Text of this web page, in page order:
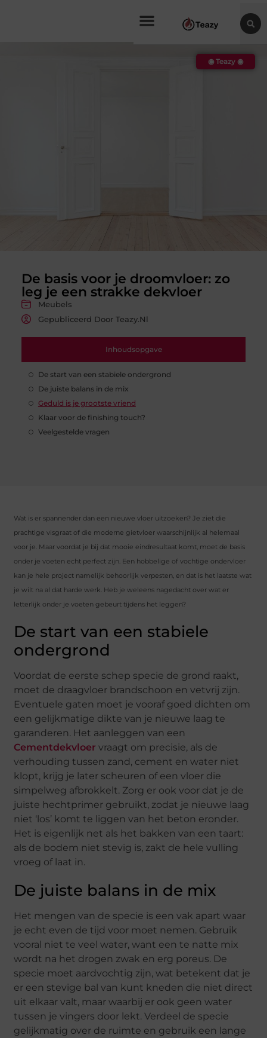
De basis voor je droomvloer: zo
leg je een strakke dekvloer
Meubels
Gepubliceerd Door Teazy.nl
Inhoudsopgave
De start van een stabiele ondergrond
De juiste balans in de mix
Geduld is je grootste vriend
Klaar voor de finishing touch?
Veelgestelde vragen
◉ Teazy ◉
Wat is er spannender dan een nieuwe vloer uitzoeken? Je ziet die
prachtige visgraat of die moderne gietvloer waarschijnlijk al helemaal
voor je. Maar voordat je bij dat mooie eindresultaat komt, moet de basis
onder je voeten echt perfect zijn. Een hobbelige of vochtige ondervloer
kan je hele project namelijk behoorlijk verpesten, en dat is het laatste wat
je wilt na al dat harde werk. Heb je weleens nagedacht over wat er
letterlijk onder je voeten gebeurt tijdens het leggen?
De start van een stabiele
ondergrond
Voordat de eerste schep specie de grond raakt,
moet de draagvloer brandschoon en vetvrij zijn.
Eventuele gaten moet je vooraf goed dichten om
een gelijkmatige dikte van je nieuwe laag te
garanderen. Het aanleggen van een
Cementdekvloer vraagt om precisie, als de
verhouding tussen zand, cement en water niet
klopt, krijg je later scheuren of een vloer die
simpelweg afbrokkelt. Zorg er ook voor dat je de
juiste hechtprimer gebruikt, zodat je nieuwe laag
niet ‘los’ komt te liggen van het beton eronder.
Het is eigenlijk net als het bakken van een taart:
als de bodem niet stevig is, zakt de hele vulling
vroeg of laat in.
De juiste balans in de mix
Het mengen van de specie is een vak apart waar
je echt even de tijd voor moet nemen. Gebruik
vooral niet te veel water, want een te natte mix
wordt na het drogen zwak en erg poreus. De
specie moet aardvochtig zijn, wat betekent dat je
er een stevige bal van kunt kneden die niet direct
uit elkaar valt, maar waarbij er ook geen water
tussen je vingers door lekt. Verdeel de specie
gelijkmatig over de ruimte en gebruik een lange